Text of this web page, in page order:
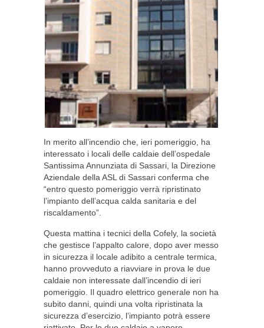
In merito all’incendio che, ieri pomeriggio, ha
interessato i locali delle caldaie dell’ospedale
Santissima Annunziata di Sassari, la Direzione
Aziendale della ASL di Sassari conferma che
“entro questo pomeriggio verrà ripristinato
l’impianto dell’acqua calda sanitaria e del
riscaldamento”.
Questa mattina i tecnici della Cofely, la società
che gestisce l’appalto calore, dopo aver messo
in sicurezza il locale adibito a centrale termica,
hanno provveduto a riavviare in prova le due
caldaie non interessate dall’incendio di ieri
pomeriggio. Il quadro elettrico generale non ha
subito danni, quindi una volta ripristinata la
sicurezza d’esercizio, l’impianto potrà essere